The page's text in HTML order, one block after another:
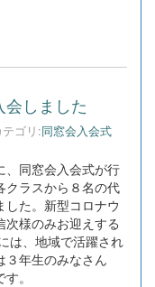
会しました
テゴリ:同窓会入会式
同窓会入会式が行
クラスから８名の代
た。新型コロナウ
様のみお迎えする
は、地域で活躍され
３年生のみなさん
。